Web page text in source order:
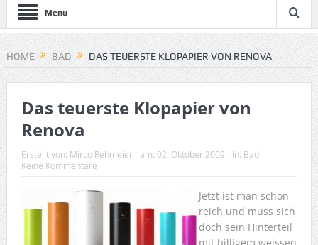
Menu
HOME BAD DAS TEUERSTE KLOPAPIER VON RENOVA
Das teuerste Klopapier von
Renova
Erstellt von: Mirco Rehmeier am: 02. Oktober 2009 In: Bad
Keine Kommentare
Jetzt ist man schon
reich und muss sich
doch sein Hinterteil